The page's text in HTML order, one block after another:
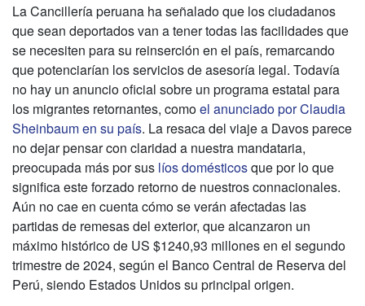
La Cancillería peruana ha señalado que los ciudadanos
que sean deportados van a tener todas las facilidades que
se necesiten para su reinserción en el país, remarcando
que potenciarían los servicios de asesoría legal. Todavía
no hay un anuncio oficial sobre un programa estatal para
los migrantes retornantes, comoel anunciado por Claudia
Sheinbaum en su país. La resaca del viaje a Davos parece
no dejar pensar con claridad a nuestra mandataria,
preocupada más por sus líos domésticosque por lo que
significa este forzado retorno de nuestros connacionales.
Aún no cae en cuenta cómo se verán afectadas las
partidas de remesas del exterior, que alcanzaron un
máximo histórico de US $1240,93 millones en el segundo
trimestre de 2024, según el Banco Central de Reserva del
Perú, siendo Estados Unidos su principal origen.